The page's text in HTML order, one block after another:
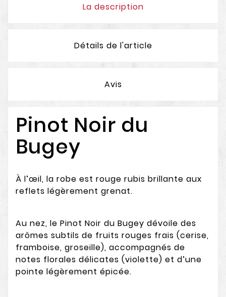
La description
Détails de l'article
Avis
Pinot Noir du
Bugey
À l’œil, la robe est rouge rubis brillante aux
reflets légèrement grenat.
Au nez, le Pinot Noir du Bugey dévoile des
arômes subtils de fruits rouges frais (cerise,
framboise, groseille), accompagnés de
notes florales délicates (violette) et d’une
pointe légèrement épicée.